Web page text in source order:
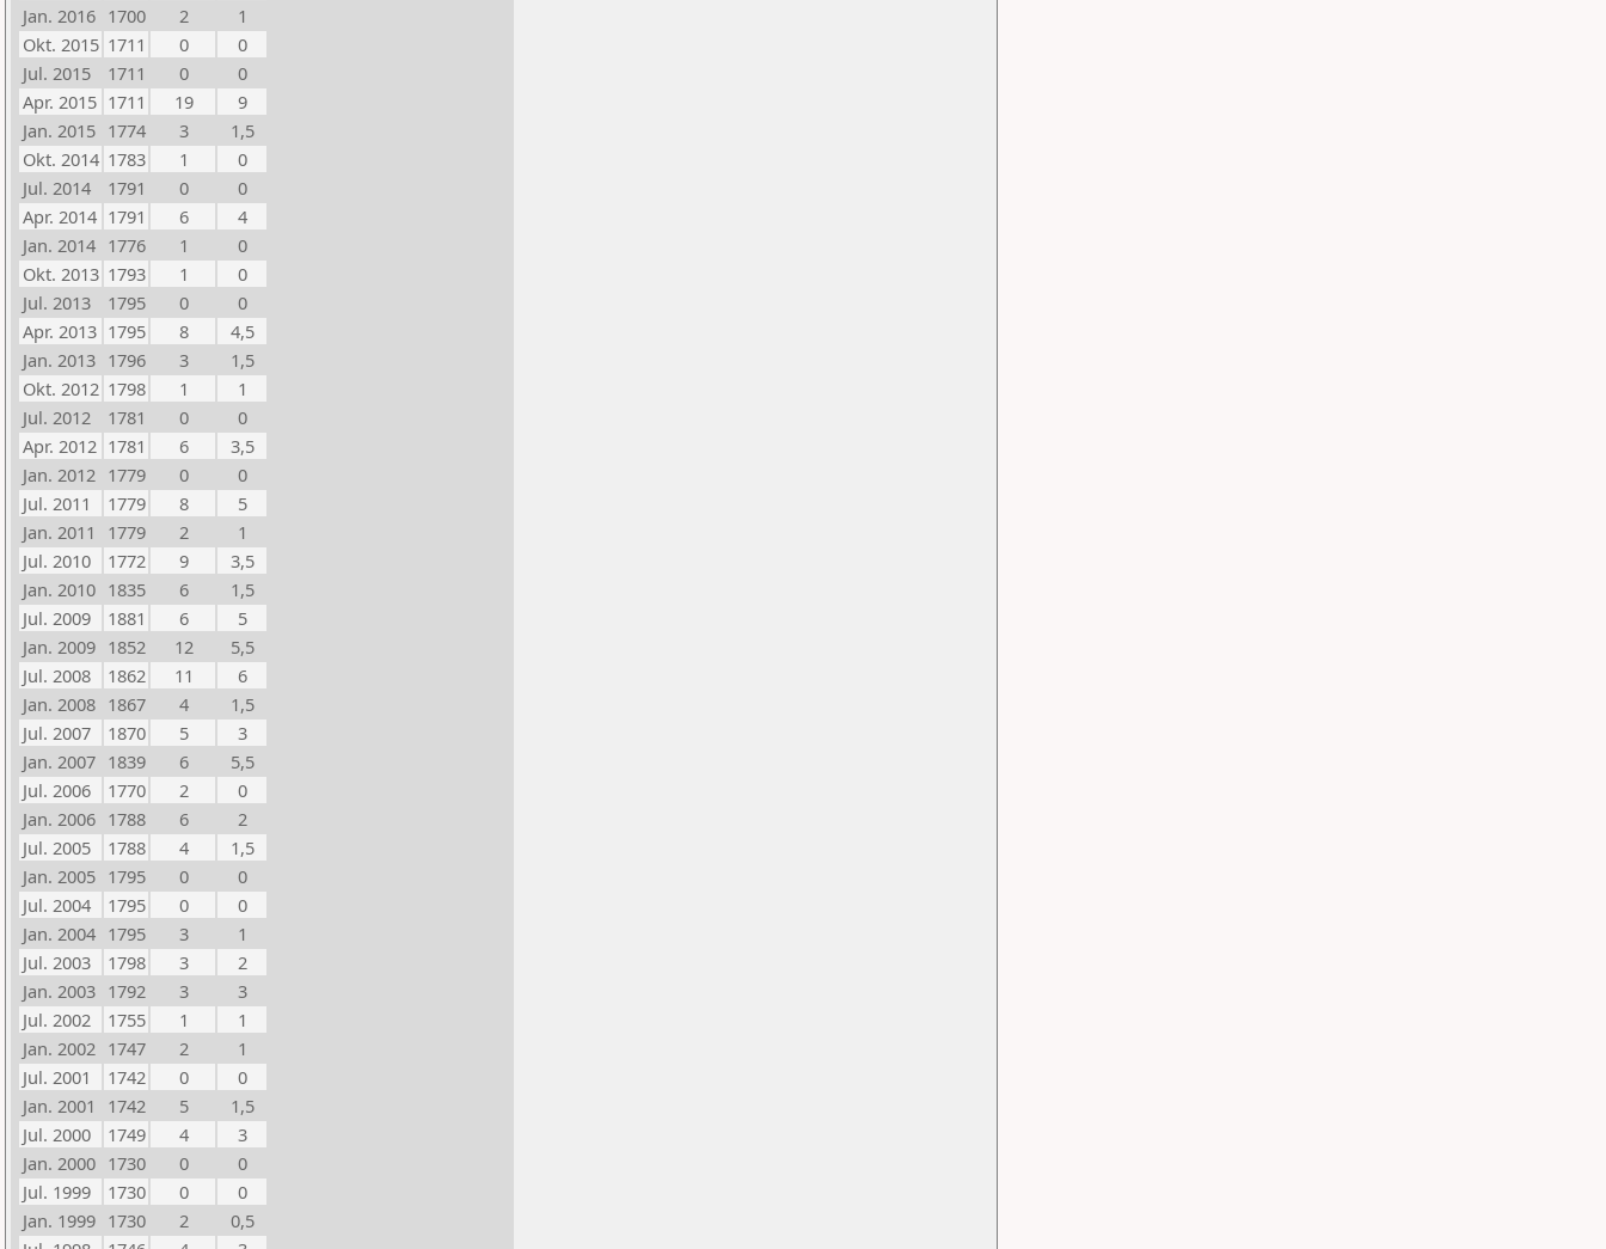
Jan. 2016 1700 2
1
Okt. 2015 1711 0
0
Jul. 2015
1711 0
0
Apr. 2015 1711 19
9
Jan. 2015 1774 3
1,5
Okt. 2014 1783 1
0
Jul. 2014
1791 0
0
Apr. 2014 1791 6
4
Jan. 2014 1776 1
0
Okt. 2013 1793 1
0
Jul. 2013
1795 0
0
Apr. 2013 1795 8
4,5
Jan. 2013 1796 3
1,5
Okt. 2012 1798 1
1
Jul. 2012
1781 0
0
Apr. 2012 1781 6
3,5
Jan. 2012 1779 0
0
Jul. 2011
1779 8
5
Jan. 2011
1779 2
1
Jul. 2010
1772 9
3,5
Jan. 2010 1835 6
1,5
Jul. 2009
1881 6
5
Jan. 2009 1852 12
5,5
Jul. 2008
1862 11
6
Jan. 2008 1867 4
1,5
Jul. 2007
1870 5
3
Jan. 2007 1839 6
5,5
Jul. 2006
1770 2
0
Jan. 2006 1788 6
2
Jul. 2005
1788 4
1,5
Jan. 2005 1795 0
0
Jul. 2004
1795 0
0
Jan. 2004 1795 3
1
Jul. 2003
1798 3
2
Jan. 2003 1792 3
3
Jul. 2002
1755 1
1
Jan. 2002 1747 2
1
Jul. 2001
1742 0
0
Jan. 2001
1742 5
1,5
Jul. 2000
1749 4
3
Jan. 2000 1730 0
0
Jul. 1999
1730 0
0
Jan. 1999 1730 2
0,5